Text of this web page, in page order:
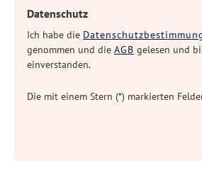
Datenschutz
Ich habe die
genommen und die AGB gelesen und
einverstanden.
Die mit einem Stern (*) markierten